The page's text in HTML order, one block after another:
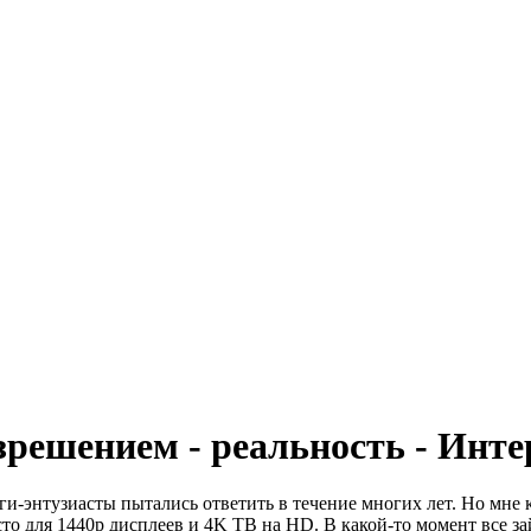
- реальность -
энтузиасты пытались ответить в течение многих лет. Но
для 1440p дисплеев и 4K ТВ на HD. В какой-то момент все